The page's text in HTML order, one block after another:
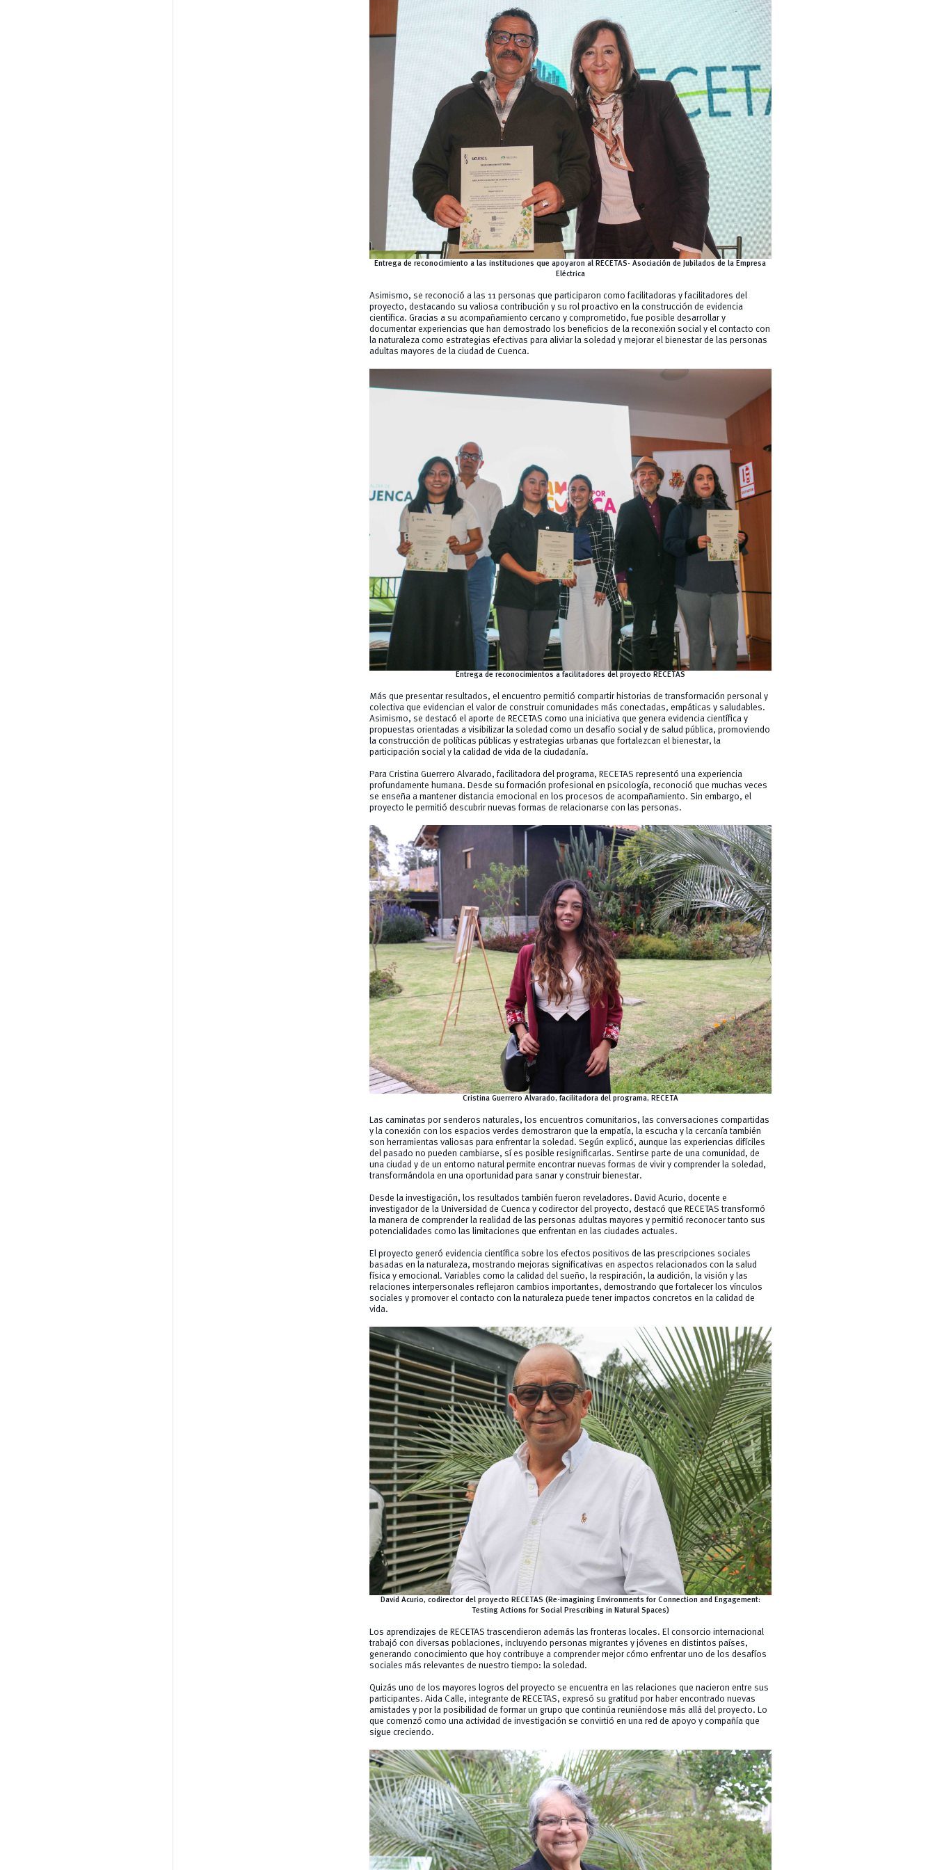
Entrega de reconocimiento a las instituciones que apoyaron al RECETAS- Asociación de Jubilados de la Empresa
Eléctrica
Asimismo, se reconoció a las 11 personas que participaron como facilitadoras y facilitadores del
proyecto, destacando su valiosa contribución y su rol proactivo en la construcción de evidencia
científica. Gracias a su acompañamiento cercano y comprometido, fue posible desarrollar y
documentar experiencias que han demostrado los beneficios de la reconexión social y el contacto con
la naturaleza como estrategias efectivas para aliviar la soledad y mejorar el bienestar de las personas
adultas mayores de la ciudad de Cuenca.
Entrega de reconocimientos a facilitadores del proyecto RECETAS
Más que presentar resultados, el encuentro permitió compartir historias de transformación personal y
colectiva que evidencian el valor de construir comunidades más conectadas, empáticas y saludables.
Asimismo, se destacó el aporte de RECETAS como una iniciativa que genera evidencia científica y
propuestas orientadas a visibilizar la soledad como un desafío social y de salud pública, promoviendo
la construcción de políticas públicas y estrategias urbanas que fortalezcan el bienestar, la
participación social y la calidad de vida de la ciudadanía.
Para Cristina Guerrero Alvarado, facilitadora del programa, RECETAS representó una experiencia
profundamente humana. Desde su formación profesional en psicología, reconoció que muchas veces
se enseña a mantener distancia emocional en los procesos de acompañamiento. Sin embargo, el
proyecto le permitió descubrir nuevas formas de relacionarse con las personas.
Cristina Guerrero Alvarado, facilitadora del programa, RECETA
Las caminatas por senderos naturales, los encuentros comunitarios, las conversaciones compartidas
y la conexión con los espacios verdes demostraron que la empatía, la escucha y la cercanía también
son herramientas valiosas para enfrentar la soledad. Según explicó, aunque las experiencias difíciles
del pasado no pueden cambiarse, sí es posible resignificarlas. Sentirse parte de una comunidad, de
una ciudad y de un entorno natural permite encontrar nuevas formas de vivir y comprender la soledad,
transformándola en una oportunidad para sanar y construir bienestar.
Desde la investigación, los resultados también fueron reveladores. David Acurio, docente e
investigador de la Universidad de Cuenca y codirector del proyecto, destacó que RECETAS transformó
la manera de comprender la realidad de las personas adultas mayores y permitió reconocer tanto sus
potencialidades como las limitaciones que enfrentan en las ciudades actuales.
El proyecto generó evidencia científica sobre los efectos positivos de las prescripciones sociales
basadas en la naturaleza, mostrando mejoras significativas en aspectos relacionados con la salud
física y emocional. Variables como la calidad del sueño, la respiración, la audición, la visión y las
relaciones interpersonales reflejaron cambios importantes, demostrando que fortalecer los vínculos
sociales y promover el contacto con la naturaleza puede tener impactos concretos en la calidad de
vida.
David Acurio, codirector del proyecto RECETAS (Re-imagining Environments for Connection and Engagement:
Testing Actions for Social Prescribing in Natural Spaces)
Los aprendizajes de RECETAS trascendieron además las fronteras locales. El consorcio internacional
trabajó con diversas poblaciones, incluyendo personas migrantes y jóvenes en distintos países,
generando conocimiento que hoy contribuye a comprender mejor cómo enfrentar uno de los desafíos
sociales más relevantes de nuestro tiempo: la soledad.
Quizás uno de los mayores logros del proyecto se encuentra en las relaciones que nacieron entre sus
participantes. Aida Calle, integrante de RECETAS, expresó su gratitud por haber encontrado nuevas
amistades y por la posibilidad de formar un grupo que continúa reuniéndose más allá del proyecto. Lo
que comenzó como una actividad de investigación se convirtió en una red de apoyo y compañía que
sigue creciendo.